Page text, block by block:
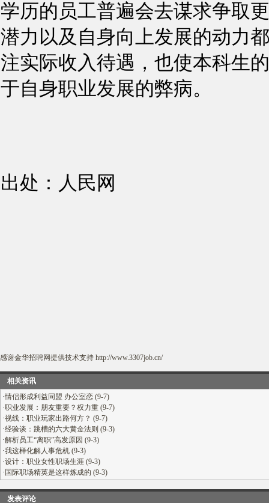
学历的员工普遍会去谋求争取
潜力以及自身向上发展的动力
注实际收入待遇，也使本科生
于自身职业发展的弊病。
出处：人民网
感谢金华招聘网提供技术支持 http://www.3307job.cn/
相关资讯
·情侣形成利益同盟 办公室恋 (9-7)
·职业发展：朋友重要？权力重 (9-7)
·视线：职业玩家出路何方？ (9-7)
·经验谈：跳槽的六大黄金法则 (9-3)
·解析员工“离职”高发原因 (9-3)
·我这样化解人事危机 (9-3)
·设计：职业女性职场生涯 (9-3)
· 国际职场精英是这样炼成的 (9-3)
发表评论